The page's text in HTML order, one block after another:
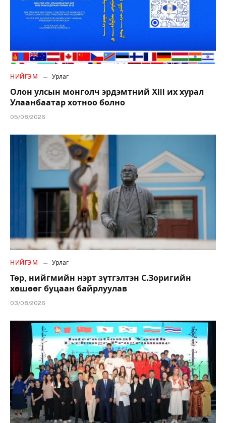
НИЙГЭМ Урлаг
Олон улсын монголч эрдэмтний XIII их хурал
Улаанбаатар хотноо болно
05/08/2026
НИЙГЭМ Урлаг
Төр, нийгмийн нэрт зүтгэлтэн С.Зоригийн
хөшөөг буцаан байрлуулав
03/08/2026